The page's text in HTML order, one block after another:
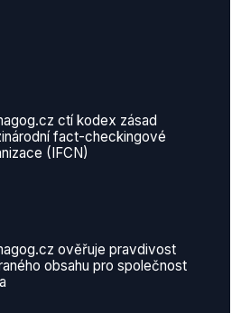
ctí kodex zásad
fact-checkingové
(IFCN)
ověřuje pravdivost
obsahu pro společnost